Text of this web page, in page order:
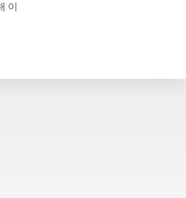
이